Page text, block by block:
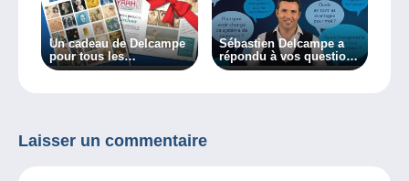
Un cadeau de Delcampe
pour tous les
collectionneurs !
Sébastien Delcampe a
répondu à vos questions
en live… Voici la vidéo
Laisser un commentaire